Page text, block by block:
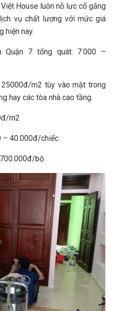
House luôn nỗ lực cố gắng
vụ chất lượng với mức giá
hiện nay.
Quận 7 tổng quát: 7.000 –
m2 tùy vào mặt trong
hay các tòa nhà cao tầng.
m2
– 40.000đ/chiếc
bộ